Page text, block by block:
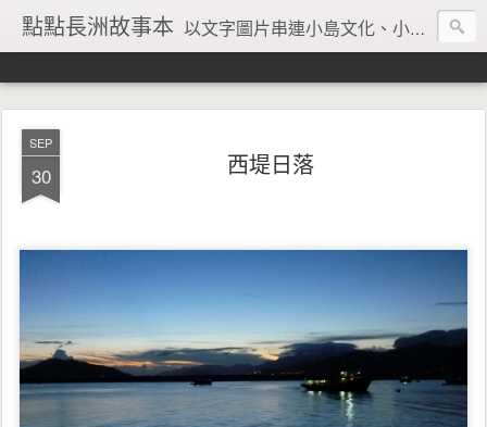
點點長洲故事本 以文字圖片串連小島文化、小島風情、小島回憶
SEP
30 西堤日落